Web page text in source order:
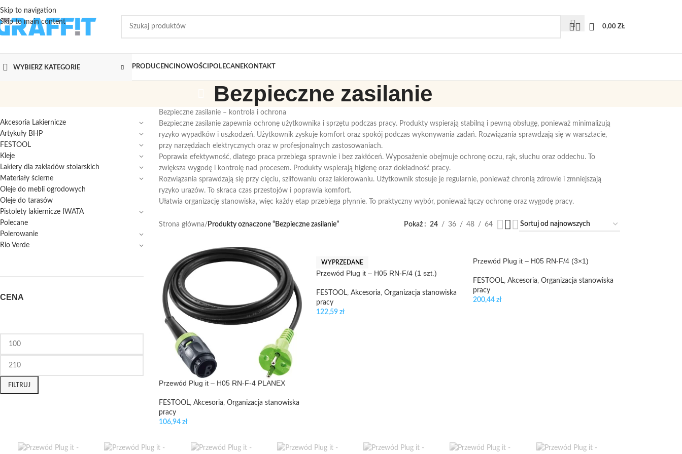
Skip to navigation
Skip to main content
0,00 ZŁ
WYBIERZ KATEGORIE PRODUCENCI NOWOŚCI POLECANEKONTAKT
Bezpieczne zasilanie
Akcesoria Lakiernicze
Artykuły BHP
FESTOOL
Kleje
Lakiery dla zakładów stolarskich
Materiały ścierne
Oleje do mebli ogrodowych
Oleje do tarasów
Pistolety lakiernicze IWATA
Polecane
Polerowanie
Rio Verde
CENA
FILTRUJ
Bezpieczne zasilanie – kontrola i ochrona
Bezpieczne zasilanie zapewnia ochronę użytkownika i sprzętu podczas pracy. Produkty wspierają stabilną i pewną obsługę, ponieważ minimalizują
ryzyko wypadków i uszkodzeń. Użytkownik zyskuje komfort oraz spokój podczas wykonywania zadań. Rozwiązania sprawdzają się w warsztacie,
przy narzędziach elektrycznych oraz w profesjonalnych zastosowaniach.
Poprawia efektywność, dlatego praca przebiega sprawnie i bez zakłóceń. Wyposażenie obejmuje ochronę oczu, rąk, słuchu oraz oddechu. To
zwiększa wygodę i kontrolę nad procesem. Produkty wspierają higienę oraz dokładność pracy.
Rozwiązania sprawdzają się przy cięciu, szlifowaniu oraz lakierowaniu. Użytkownik stosuje je regularnie, ponieważ chronią zdrowie i zmniejszają
ryzyko urazów. To skraca czas przestojów i poprawia komfort.
Ułatwia organizację stanowiska, więc każdy etap przebiega płynnie. To praktyczny wybór, ponieważ łączy ochronę oraz wygodę pracy.
Strona główna/ Produkty oznaczone “Bezpieczne zasilanie” Pokaż 24 36 48 64
Przewód Plug it – H05 RN-F-4 PLANEX
FESTOOL, Akcesoria, Organizacja stanowiska
pracy
106,94 zł
WYPRZEDANE
Przewód Plug it – H05 RN-F/4 (1 szt.)
FESTOOL, Akcesoria, Organizacja stanowiska
pracy
122,59 zł
Przewód Plug it – H05 RN-F/4 (3×1)
FESTOOL, Akcesoria, Organizacja stanowiska
pracy
200,44zł